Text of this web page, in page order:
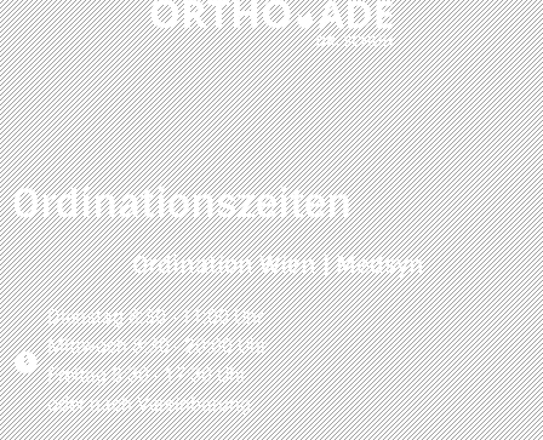
Ordinationszeiten
Ordination Wien | Medsyn
Dienstag 8:30 - 11:00 Uhr
Mittwoch 8:30 - 20:00 Uhr
Freitag 8:30 - 17:30 Uhr
oder nach Vereinbarung